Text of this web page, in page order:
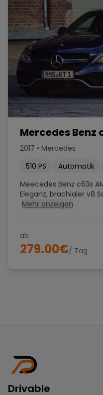
Mercedes Benz
2017 • Mercedes
510 PS Automatik
Meecedes Benz c63s
Eleganz, brachialer v8
Mehr anzeigen
ab
279.00€/ Tag
Drivable